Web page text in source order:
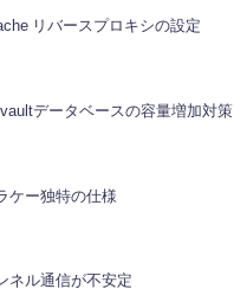
リバースプロキシの設定
データベースの容量増加対策
ケー独特の仕様
ネル通信が不安定